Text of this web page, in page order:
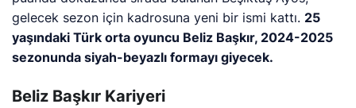
gelecek sezon için kadrosuna yeni bir ismi kattı.25
yaşındaki Türk orta oyuncu Beliz Başkır, 2024-2025
sezonunda siyah-beyazlı formayı giyecek.
Beliz Başkır Kariyeri